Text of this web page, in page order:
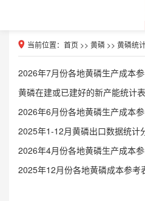
当前位置： 首页 >> 黄磷 >> 黄磷统
2026年7月份各地黄磷生产成本
黄磷在建或已建好的新产能统计表
2026年6月份各地黄磷生产成本
2025年1-12月黄磷出口数据统计
2026年4月份各地黄磷生产成本
2025年12月份各地黄磷成本参考